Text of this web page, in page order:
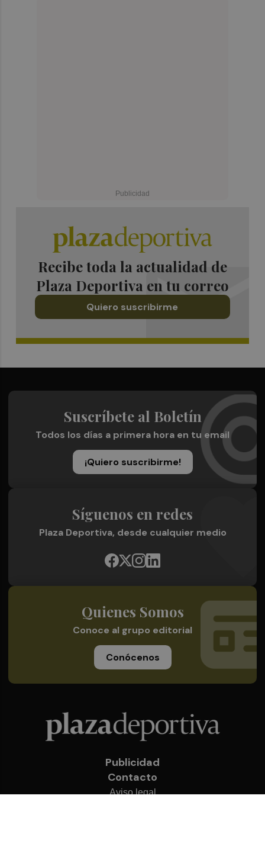
Recibe toda la actualidad de
Plaza Deportiva en tu correo
Quiero suscribirme
Suscríbete al Boletín
Todos los días a primera hora en tu email
¡Quiero suscribirme!
Síguenos en redes
Plaza Deportiva, desde cualquier medio
Quienes Somos
Conoce al grupo editorial
Conócenos
Publicidad
Contacto
Aviso legal